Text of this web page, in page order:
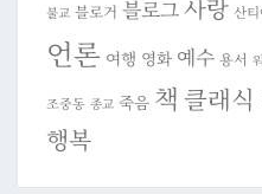
불교 블로거 블로그사랑 산
언론 여행 영화 예수 용서
조중동 종교 죽음 책 클래식
행복